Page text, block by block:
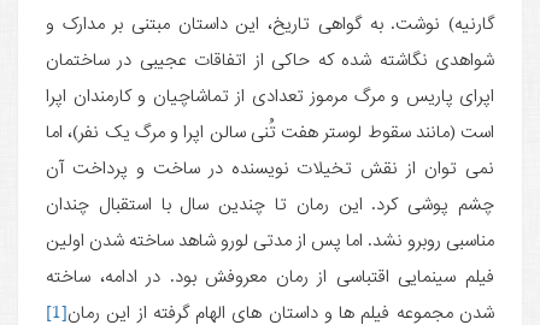
گارنیه) نوشت. به گواهی تاریخ، این داستان مبتنی بر مدارک و
شواهدی نگاشته شده که حاکی از اتفاقات عجیبی در ساختمان
اپرای پاریس و مرگ مرموز تعدادی از تماشاچیان و کارمندان اپرا
است (مانند سقوط لوستر هفت تُنی سالن اپرا و مرگ یک نفر)، اما
نمی توان از نقش تخیلات نویسنده در ساخت و پرداخت آن
چشم پوشی کرد. این رمان تا چندین سال با استقبال چندان
مناسبی روبرو نشد. اما پس از مدتی لورو شاهد ساخته شدن اولین
فیلم سینمایی اقتباسی از رمان معروفش بود. در ادامه، ساخته
شدن مجموعه فیلم ها و داستان های الهام گرفته از این رمان[1]